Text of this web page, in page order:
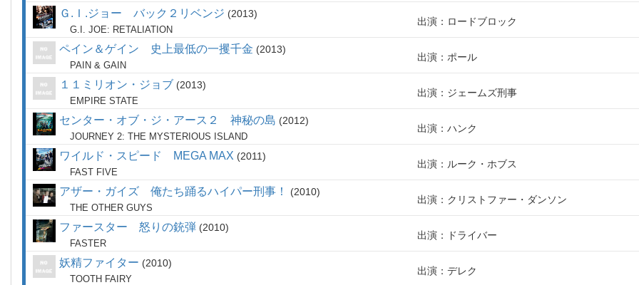
Ｇ.Ｉ.ジョー バック２リベンジ 2013
G.I. JOE: RETALIATION
出演：ロードブロック
ペイン＆ゲイン 史上最低の一攫千金 2013
PAIN & GAIN
出演：ポール
１１ミリオン・ジョブ 2013
EMPIRE STATE
出演：ジェームズ刑事
センター・オブ・ジ・アース２ 神秘の島 2012
JOURNEY 2: THE MYSTERIOUS ISLAND
出演：ハンク
ワイルド・スピード MEGA MAX 2011
FAST FIVE
出演：ルーク・ホブス
アザー・ガイズ 俺たち踊るハイパー刑事！ 2010
THE OTHER GUYS
出演：クリストファー・ダンソン
ファースター 怒りの銃弾 2010
FASTER
出演：ドライバー
妖精ファイター 2010
TOOTH FAIRY
出演：デレク